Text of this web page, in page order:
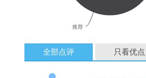
推荐
全部点评 只看优点